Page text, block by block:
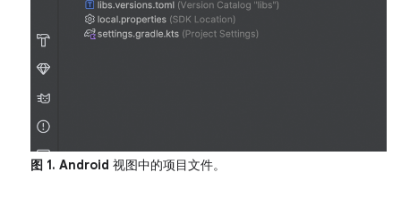
图 1. Android 视图中的项目文件。